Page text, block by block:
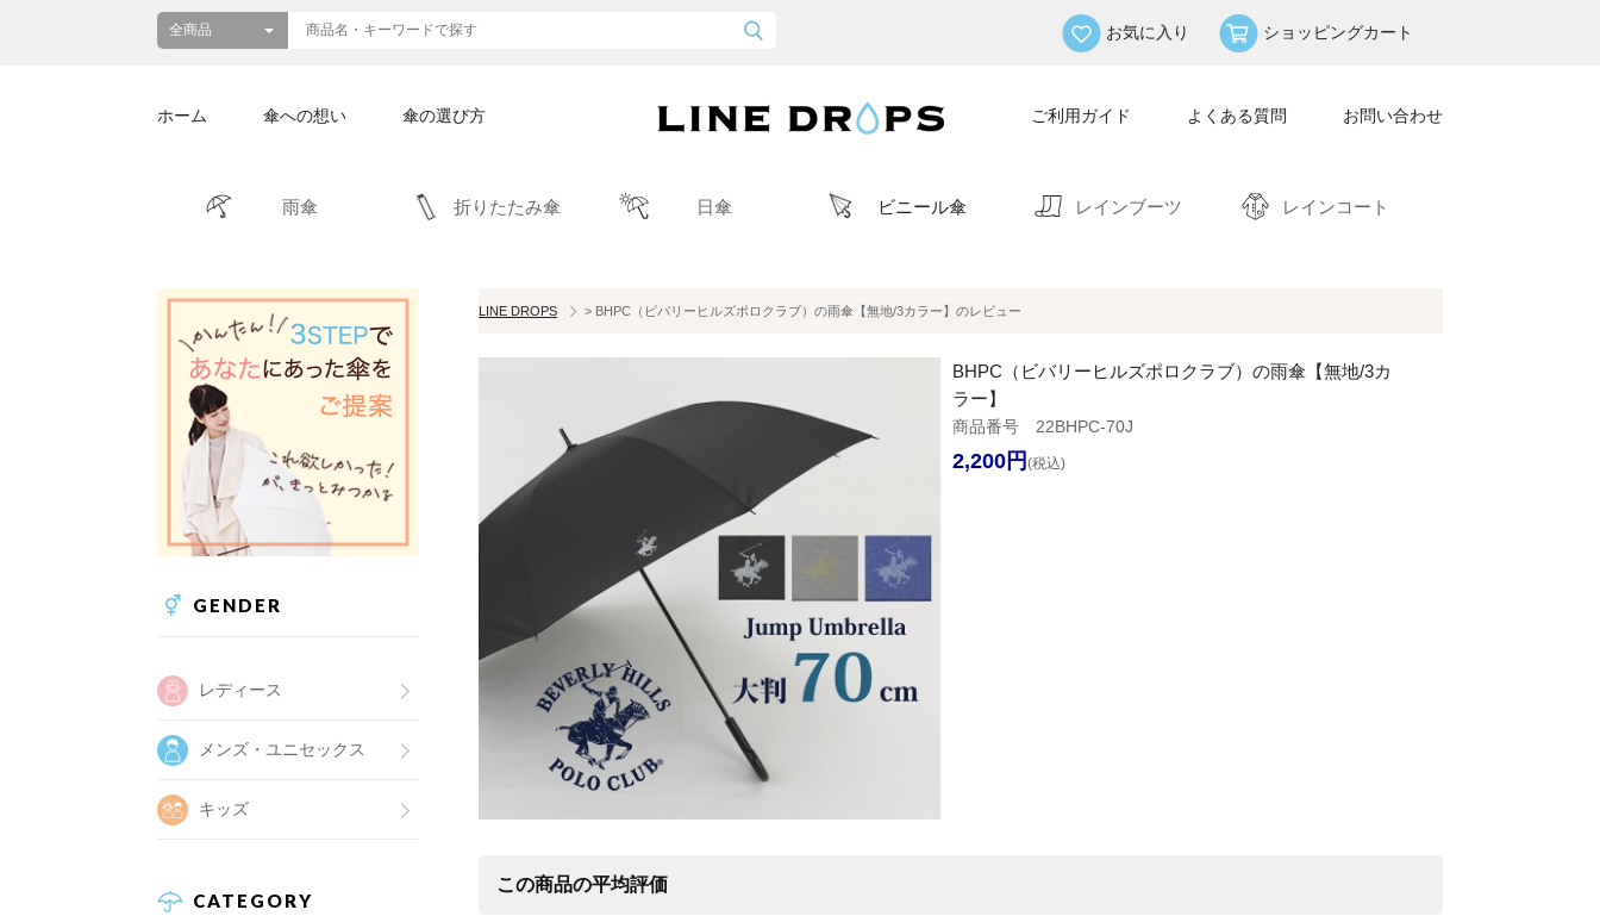
お気に入り ショッピングカート
ホーム 傘への想い 傘の選び方 ご利用ガイド よくある質問 お問い合わせ
雨傘 折りたたみ傘 日傘 ビニール傘 レインブーツ レインコート
GENDER
レディース
メンズ・ユニセックス
キッズ
CATEGORY
LINE DROPS > BHPC（ビバリーヒルズポロクラブ）の雨傘【無地/3カラー】のレビュー
BHPC（ビバリーヒルズポロクラブ）の雨傘【無地/3カ
ラー】
商品番号 22BHPC-70J
2,200円 (税込)
この商品の平均評価